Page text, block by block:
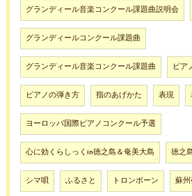
グランディール音楽コンクール課題曲説明会
グランディールコンクール課題曲
グランディール音楽コンクール課題曲 ピア
ピアノの弾き方 指のあげかた 表現
ヨーロッパ国際ピアノコンクール予選
心に効くらしっくin徳之島＆奄美大島 徳之
シマ唄 ふるさと トロンボーン 蘇